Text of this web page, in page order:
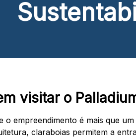
Heusi, 234 Centro
SC CEP: 88.301-320
Uber
visitar o
o empreendimento é mais que
claraboias permitem a